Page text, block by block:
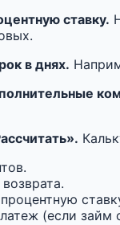
ставку.
в днях.
(если займ